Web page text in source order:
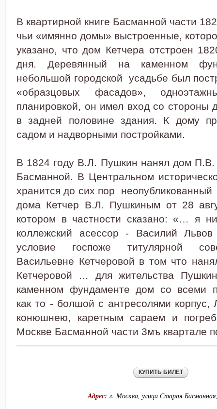
В квартирной книге Басманной части
чьи «имянно домы» выстроенные,
указано, что дом Кетчера отстроен
дня. Деревянный на каменном
небольшой городской усадьбе был
«образцовых фасадов»,
планировкой, он имел вход со стороны
в задней половине здания. К дому
садом и надворными постройками.
В 1824 году В.Л. Пушкин нанял дом П.В.
Басманной. В Центральном
хранится до сих пор
дома Кетчер В.Л. Пушкиным от 28
котором в частности сказано: «… я
коллежский асессор - Василий
условие госпоже титулярной
Васильевне Кетчеровой в том что
Кетчеровой … для жительства
каменном фундаменте дом со всеми
как то - болшой с антресолями корпус,
конюшнею, каретным сараем и
Москве Басманной части 3мъ квартале
Адрес: г. Москва, улица Старая